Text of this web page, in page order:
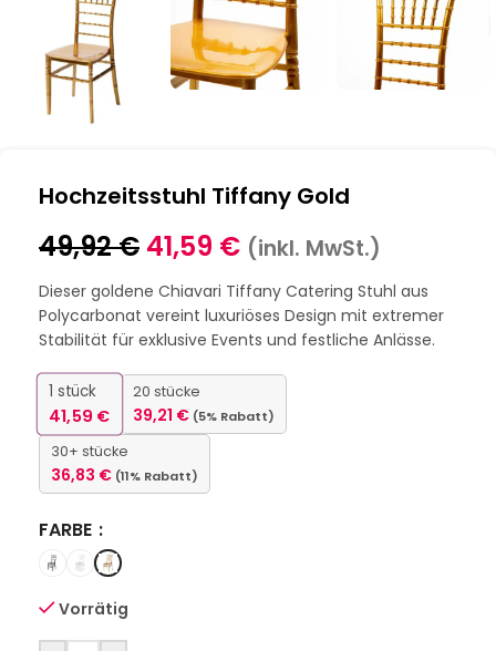
Hochzeitsstuhl Tiffany Gold
49,92€ 41,59 € (inkl. MwSt.)
Dieser goldene Chiavari Tiffany Catering Stuhl aus
Polycarbonat vereint luxuriöses Design mit extremer
Stabilität für exklusive Events und festliche Anlässe.
1 stück
41,59€
20 stücke
39,21 € (5% Rabatt)
30+ stücke
36,83 € (11% Rabatt)
FARBE
Vorrätig